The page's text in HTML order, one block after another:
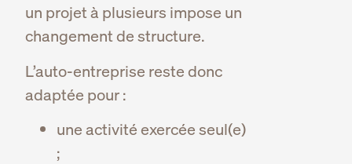
un projet à plusieurs impose un
changement de structure.
L’auto-entreprise reste donc
adaptée pour :
une activité exercée seul(e)
;